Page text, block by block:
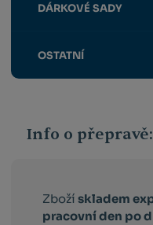
DÁRKOVÉ SADY
OSTATNÍ
Info o přepravě:
Zbožískladem
pracovní den po